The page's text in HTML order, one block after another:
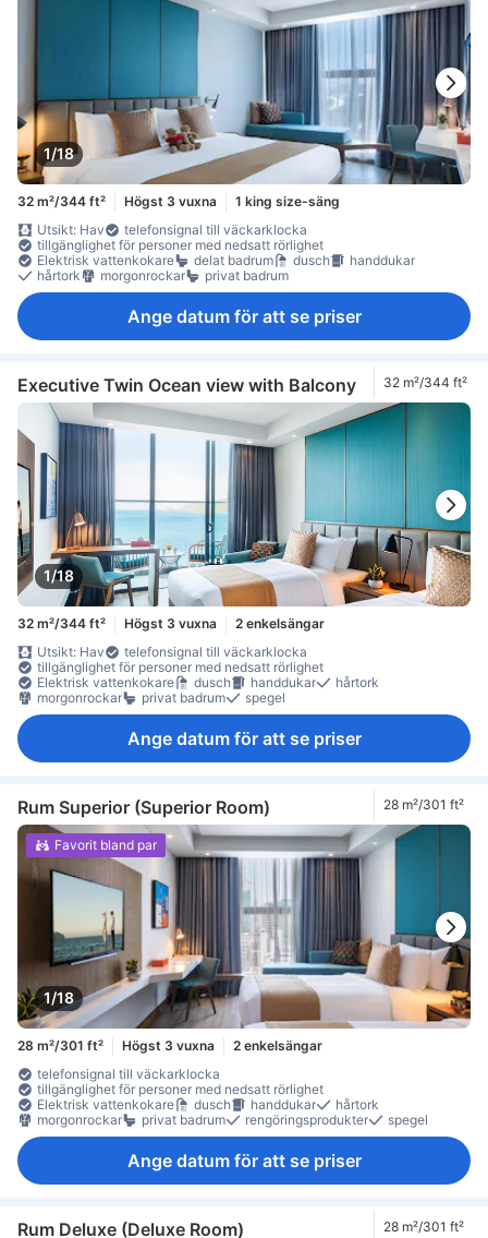
1/18
32 m²/344 ft² Högst 3 vuxna
1 king size-säng
Utsikt: Hav
telefonsignal till väckarklocka
tillgänglighet för personer med nedsatt rörlighet
Elektrisk vattenkokare
delat badrum dusch
handdukar
hårtork
morgonrockar privat badrum
Ange datum för att se priser
Executive Twin Ocean view with Balcony 32 m²/344 ft²
1/18
32 m²/344 ft² Högst 3 vuxna
2 enkelsängar
Utsikt: Hav
telefonsignal till väckarklocka
tillgänglighet för personer med nedsatt rörlighet
Elektrisk vattenkokare
dusch handdukar
hårtork
morgonrockar
privat badrum spegel
Ange datum för att se priser
Rum Superior (Superior Room) 28 m²/301 ft²
1/18
Favorit bland par
28 m²/301 ft² Högst 3 vuxna
2 enkelsängar
telefonsignal till väckarklocka
tillgänglighet för personer med nedsatt rörlighet
Elektrisk vattenkokare
dusch handdukar
hårtork
morgonrockar
privat badrum rengöringsprodukter spegel
Ange datum för att se priser
Rum Deluxe (Deluxe Room) 28 m²/301 ft²